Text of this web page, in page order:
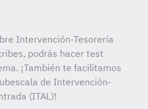
Intervención-Tesorería
podrás hacer test
¡También te facilitamos
de Intervención-
(ITAL)!